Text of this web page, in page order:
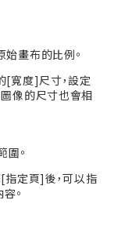
畫布的比例。
[寬度]尺寸，設定
像的尺寸也會相
。
指定頁]後，可以指
。